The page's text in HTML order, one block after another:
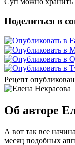
Поделиться в
Рецепт
Об авторе
А вот так все
месяц подобных